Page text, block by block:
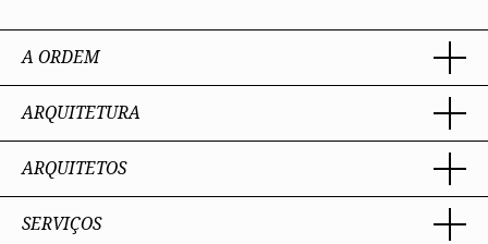
A ORDEM
Ordem dos Arquitectos
Sobre a OA
Legado
Estatuto e Regulamentos
ARQUITETURA
Trabalhar com Arquiteto
Porquê um Arquiteto
Boas práticas
ARQUITETOS
Portal dos Arquitectos
SERVIÇOS